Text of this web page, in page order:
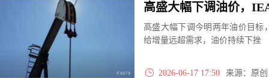
高盛大幅下调油价，
高盛大幅下调今明两年油价目标
给增量远超需求，油价持续下挫
2026-06-17 17:50 来源：原